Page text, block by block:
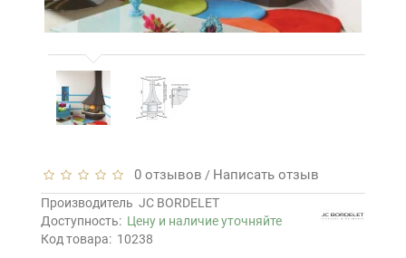
0 отзывов / Написать отзыв
Производитель JC BORDELET
Доступность: Цену и наличие уточняйте
Код товара: 10238